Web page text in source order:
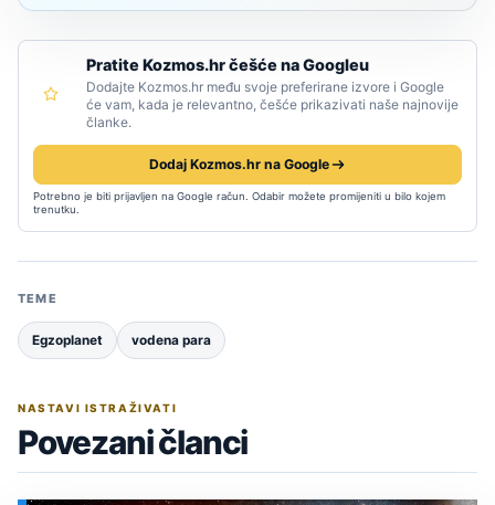
Pratite Kozmos.hr češće na Googleu
Dodajte Kozmos.hr među svoje preferirane izvore i Google
će vam, kada je relevantno, češće prikazivati naše najnovije
članke.
Dodaj Kozmos.hr na Google
Potrebno je biti prijavljen na Google račun. Odabir možete promijeniti u bilo kojem
trenutku.
TEME
Egzoplanet vodena para
NASTAVI ISTRAŽIVATI
Povezani članci